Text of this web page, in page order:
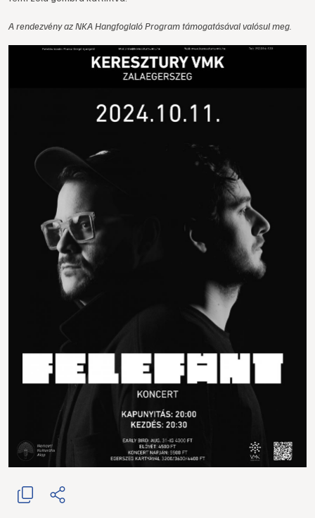
A rendezvény az NKA Hangfoglaló Program támogatásával valósul meg.